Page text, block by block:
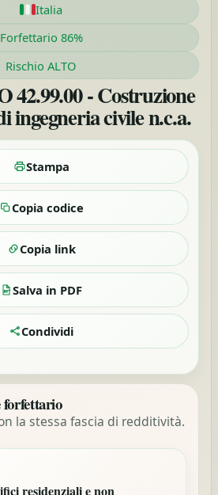
Italia
Forfettario 86%
Rischio ALTO
42.99.00 - Costruzione
ingegneria civile n.c.a.
Stampa
Copia codice
Copia link
Salva in PDF
Condividi
forfettario
la stessa fascia di redditività.
residenziali e non